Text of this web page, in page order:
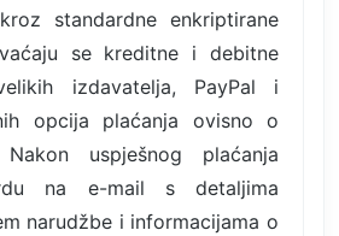
standardne enkriptirane
se kreditne i debitne
izdavatelja, PayPal i
opcija plaćanja ovisno o
uspješnog plaćanja
na e-mail s detaljima
narudžbe i informacijama o